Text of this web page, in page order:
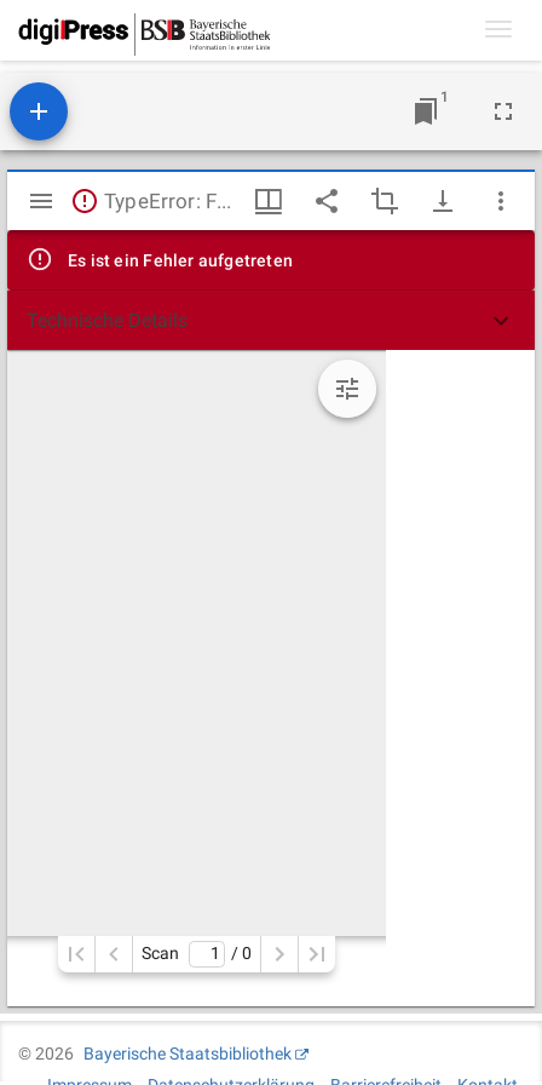
1
Mirador
Viewer
TypeError: Failed to fetch
Es ist ein Fehler aufgetreten
Technische Details
Scan / 0
©2026
Bayerische Staatsbibliothek